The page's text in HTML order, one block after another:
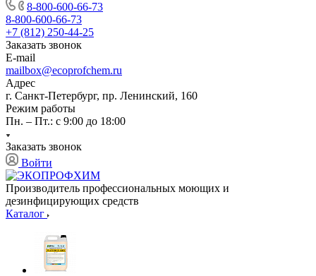
8-800-600-66-73
8-800-600-66-73
+7 (812) 250-44-25
Заказать звонок
E-mail
mailbox@ecoprofchem.ru
Адрес
г. Санкт-Петербург, пр. Ленинский, 160
Режим работы
Пн. – Пт.: с 9:00 до 18:00
Заказать звонок
Войти
Производитель профессиональных моющих и
дезинфицирующих средств
Каталог